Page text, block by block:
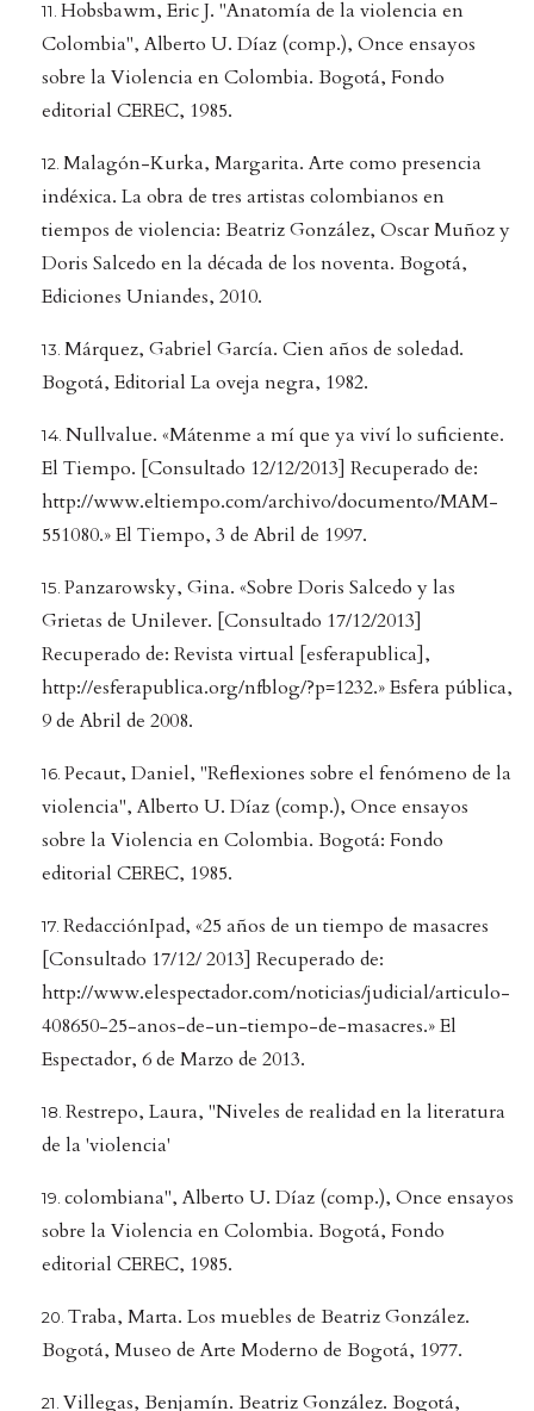
Hobsbawm, Eric J. "Anatomía de la violencia en
Colombia", Alberto U. Díaz (comp.), Once ensayos
sobre la Violencia en Colombia. Bogotá, Fondo
editorial CEREC, 1985.
Malagón-Kurka, Margarita. Arte como presencia
indéxica. La obra de tres artistas colombianos en
tiempos de violencia: Beatriz González, Oscar Muñoz y
Doris Salcedo en la década de los noventa. Bogotá,
Ediciones Uniandes, 2010.
Márquez, Gabriel García. Cien años de soledad.
Bogotá, Editorial La oveja negra, 1982.
Nullvalue. «Mátenme a mí que ya viví lo suficiente.
El Tiempo. [Consultado 12/12/2013] Recuperado de:
http://www.eltiempo.com/archivo/documento/MAM-
551080.» El Tiempo, 3 de Abril de 1997.
Panzarowsky, Gina. «Sobre Doris Salcedo y las
Grietas de Unilever. [Consultado 17/12/2013]
Recuperado de: Revista virtual [esferapublica],
http://esferapublica.org/nfblog/?p=1232.» Esfera pública,
9 de Abril de 2008.
Pecaut, Daniel, "Reflexiones sobre el fenómeno de la
violencia", Alberto U. Díaz (comp.), Once ensayos
sobre la Violencia en Colombia. Bogotá: Fondo
editorial CEREC, 1985.
RedacciónIpad, «25 años de un tiempo de masacres
[Consultado 17/12/ 2013] Recuperado de:
http://www.elespectador.com/noticias/judicial/articulo-
408650-25-anos-de-un-tiempo-de-masacres.» El
Espectador, 6 de Marzo de 2013.
Restrepo, Laura, "Niveles de realidad en la literatura
de la 'violencia'
colombiana", Alberto U. Díaz (comp.), Once ensayos
sobre la Violencia en Colombia. Bogotá, Fondo
editorial CEREC, 1985.
Traba, Marta. Los muebles de Beatriz González.
Bogotá, Museo de Arte Moderno de Bogotá, 1977.
Villegas, Benjamín. Beatriz González. Bogotá,